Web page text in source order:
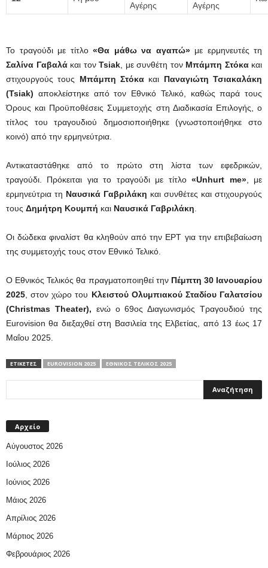
Αγέρης
Αγέρης
To τραγούδι με τίτλο «Θα μάθω να αγαπώ»με ερμηνευτές τη
Σαλίνα Γαβαλάκαι τον Tsiak, με συνθέτη τον Μπάμπη Στόκακαι
στιχουργούς τους Μπάμπη Στόκα και Παναγιώτη Τσιακαλάκη
(Tsiak) αποκλείστηκε από τον Εθνικό Τελικό, καθώς παρά τους
Όρους και Προϋποθέσεις Συμμετοχής στη Διαδικασία Επιλογής, ο
τίτλος του τραγουδιού δημοσιοποιήθηκε (γνωστοποιήθηκε στο
κοινό) από την ερμηνεύτρια.
Αντικαταστάθηκε από το πρώτο στη λίστα των εφεδρικών,
τραγούδι. Πρόκειται για το τραγούδι με τίτλο«Unhurt me», με
ερμηνεύτρια τη Ναυσικά Γαβριλάκη και συνθέτες και στιχουργούς
τους Δημήτρη Κουμπή και Ναυσικά Γαβριλάκη.
Οι δώδεκα φιναλίστ θα κληθούν από την ΕΡΤ για την επιβεβαίωση
της συμμετοχής τους στον Εθνικό Τελικό.
Ο Εθνικός Τελικός θα πραγματοποιηθεί την Πέμπτη 30 Ιανουαρίου
2025, στον χώρο του Κλειστού Ολυμπιακού Σταδίου Γαλατσίου
(Christmas Theater), ενώ ο 69ος Διαγωνισμός Τραγουδιού της
Eurovision θα διεξαχθεί στη Βασιλεία της Ελβετίας, από 13 έως 17
Μαΐου 2025.
ΕΤΙΚΕΤΕΣ ΕUROVISION 2025 ΕΘΝΙΚΌΣ ΤΕΛΙΚΌΣ 2025
Αρχείο
Αύγουστος 2026
Ιούλιος 2026
Ιούνιος 2026
Μάιος 2026
Απρίλιος 2026
Μάρτιος 2026
Φεβρουάριος 2026